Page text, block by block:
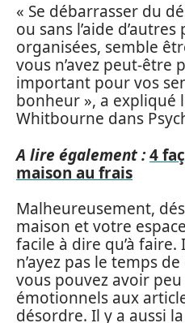
« Se débarrasser du
ou sans l’aide
organisées, semble
vous n’avez peut-être
important pour vos
bonheur », a expliqué
Whitbourne dans
A lire également :4
maison au frais
Malheureusement,
maison et votre
facile à dire qu’à
n’ayez pas le temps
vous pouvez avoir peu
émotionnels aux
désordre. Il y a aussi